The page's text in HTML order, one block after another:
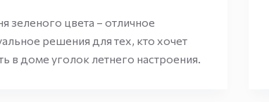
зеленого цвета – отличное
решения для тех, кто хочет
в доме уголок летнего настроения.